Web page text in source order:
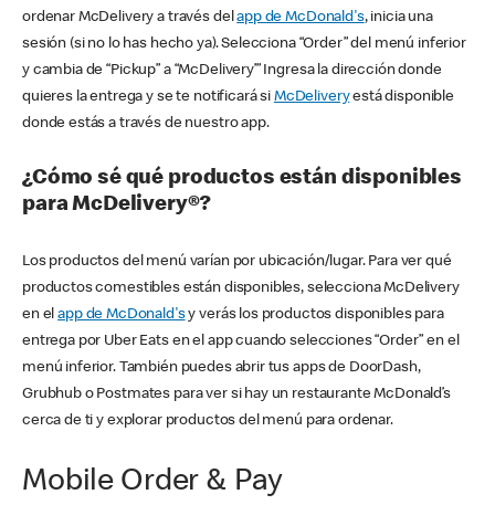
ordenar McDelivery a través delapp de McDonald's, inicia una
sesión (si no lo has hecho ya). Selecciona “Order” del menú inferior
y cambia de “Pickup” a “McDelivery’” Ingresa la dirección donde
quieres la entrega y se te notificará si McDeliveryestá disponible
donde estás a través de nuestro app.
¿Cómo sé qué productos están disponibles
para McDelivery®?
Los productos del menú varían por ubicación/lugar. Para ver qué
productos comestibles están disponibles, selecciona McDelivery
en elapp de McDonald'sy verás los productos disponibles para
entrega por Uber Eats en el app cuando selecciones “Order” en el
menú inferior. También puedes abrir tus apps de DoorDash,
Grubhub o Postmates para ver si hay un restaurante McDonald’s
cerca de ti y explorar productos del menú para ordenar.
Mobile Order & Pay